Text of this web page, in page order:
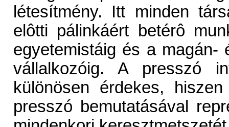
létesítmény. Itt minden
elôtti pálinkáért betérô
egyetemistáig és a
vállalkozóig. A presszó
különösen érdekes,
presszó bemutatásával